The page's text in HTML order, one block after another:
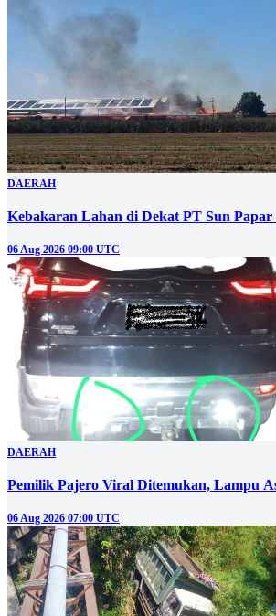
DAERAH
Kebakaran Lahan di Dekat PT Sun
06 Aug 2026 09:00 UTC
DAERAH
Pemilik Pajero Viral Ditemukan, Lampu
06 Aug 2026 07:00 UTC